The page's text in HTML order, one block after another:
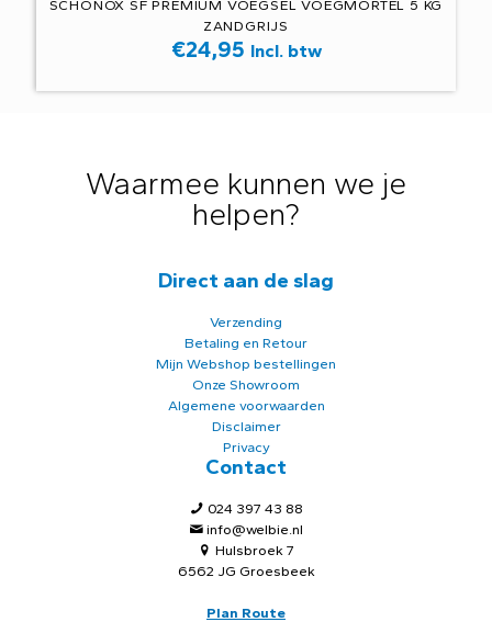
SCHONOX SF PREMIUM VOEGSEL VOEGMORTEL 5 KG
ZANDGRIJS
€24,95 Incl. btw
Waarmee kunnen we je
helpen?
Direct aan de slag
Verzending
Betaling en Retour
Mijn Webshop bestellingen
Onze Showroom
Algemene voorwaarden
Disclaimer
Privacy
Contact
024 397 43 88
info@welbie.nl
Hulsbroek 7
6562 JG Groesbeek
Plan Route